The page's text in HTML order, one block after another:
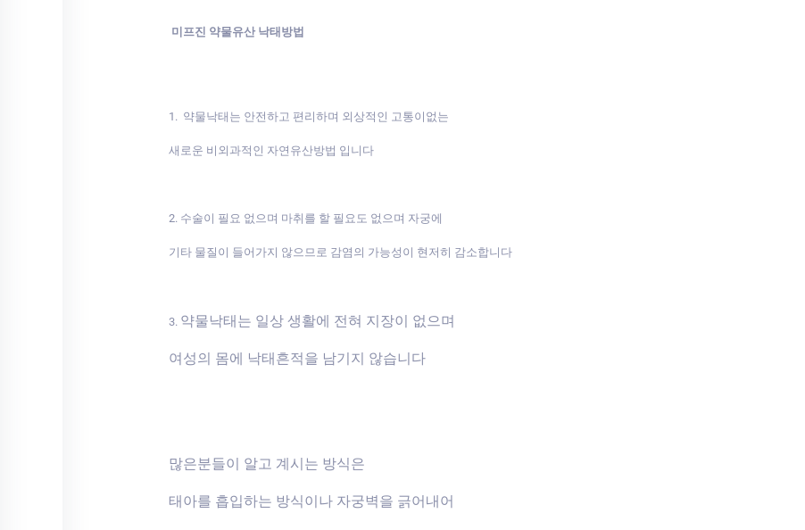
미프진 약물유산 낙태방법
1. 약물낙태는 안전하고 편리하며 외상적인 고통이없는
새로운 비외과적인 자연유산방법 입니다
2. 수술이 필요 없으며 마취를 할 필요도 없으며 자궁에
기타 물질이 들어가지 않으므로 감염의 가능성이 현저히 감소합니다
3. 약물낙태는 일상 생활에 전혀 지장이 없으며
여성의 몸에 낙태흔적을 남기지 않습니다
많은분들이 알고 계시는 방식은
태아를 흡입하는 방식이나 자궁벽을 긁어내어